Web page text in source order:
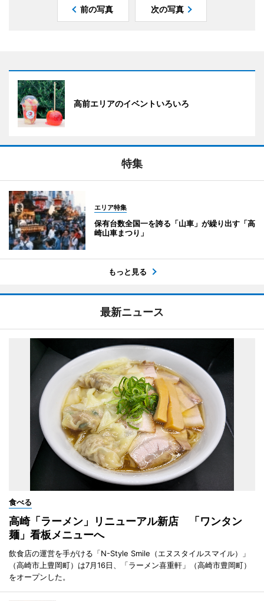
前の写真 次の写真
高前エリアのイベントいろいろ
特集
エリア特集
保有台数全国一を誇る「山車」が繰り出す「高
崎山車まつり」
もっと見る
最新ニュース
食べる
高崎「ラーメン」リニューアル新店 「ワンタン
麺」看板メニューへ
飲食店の運営を手がける「N-Style Smile（エヌスタイルスマイル）」
（高崎市上豊岡町）は7月16日、「ラーメン喜重軒」（高崎市豊岡町）
をオープンした。